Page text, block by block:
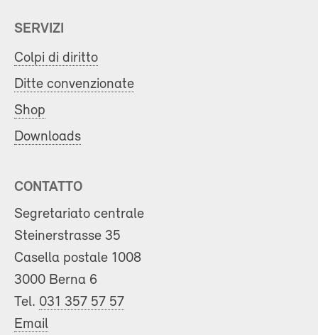
SERVIZI
Colpi di diritto
Ditte convenzionate
Shop
Downloads
CONTATTO
Segretariato centrale
Steinerstrasse 35
Casella postale 1008
3000 Berna 6
Tel. 031 357 57 57
Email